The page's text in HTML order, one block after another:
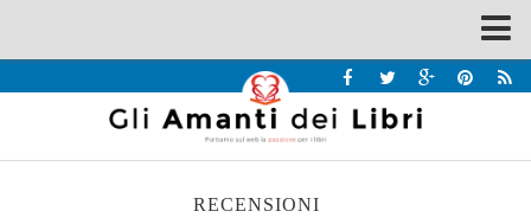
Recensioni
Interviste & Incontri
RECENSIONI